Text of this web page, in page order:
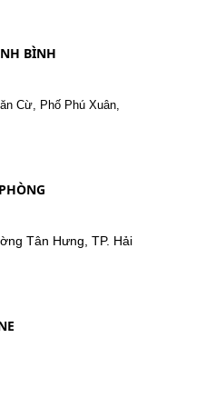
BÌNH
Cừ, Phố Phú Xuân,
Tân Hưng, TP. Hải